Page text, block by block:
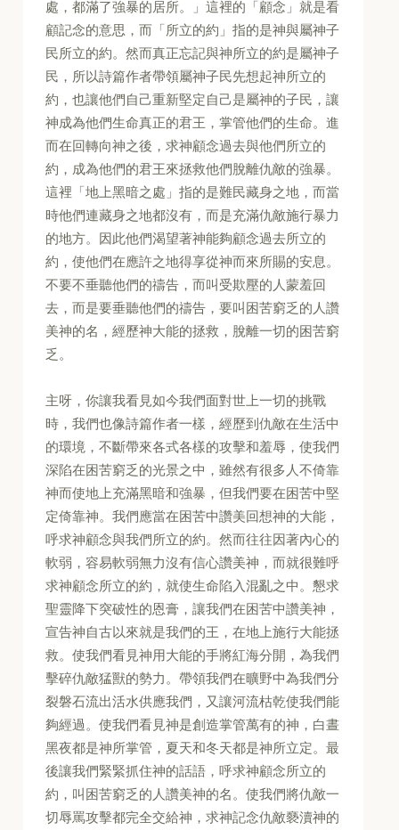
處，都滿了強暴的居所。」這裡的「顧念」就是看
顧記念的意思，而「所立的約」指的是神與屬神子
民所立的約。然而真正忘記與神所立的約是屬神子
民，所以詩篇作者帶領屬神子民先想起神所立的
約，也讓他們自己重新堅定自己是屬神的子民，讓
神成為他們生命真正的君王，掌管他們的生命。進
而在回轉向神之後，求神顧念過去與他們所立的
約，成為他們的君王來拯救他們脫離仇敵的強暴。
這裡「地上黑暗之處」指的是難民藏身之地，而當
時他們連藏身之地都沒有，而是充滿仇敵施行暴力
的地方。因此他們渴望著神能夠顧念過去所立的
約，使他們在應許之地得享從神而來所賜的安息。
不要不垂聽他們的禱告，而叫受欺壓的人蒙羞回
去，而是要垂聽他們的禱告，要叫困苦窮乏的人讚
美神的名，經歷神大能的拯救，脫離一切的困苦窮
乏。
主呀，你讓我看見如今我們面對世上一切的挑戰
時，我們也像詩篇作者一樣，經歷到仇敵在生活中
的環境，不斷帶來各式各樣的攻擊和羞辱，使我們
深陷在困苦窮乏的光景之中，雖然有很多人不倚靠
神而使地上充滿黑暗和強暴，但我們要在困苦中堅
定倚靠神。我們應當在困苦中讚美回想神的大能，
呼求神顧念與我們所立的約。然而往往因著內心的
軟弱，容易軟弱無力沒有信心讚美神，而就很難呼
求神顧念所立的約，就使生命陷入混亂之中。懇求
聖靈降下突破性的恩膏，讓我們在困苦中讚美神，
宣告神自古以來就是我們的王，在地上施行大能拯
救。使我們看見神用大能的手將紅海分開，為我們
擊碎仇敵猛獸的勢力。帶領我們在曠野中為我們分
裂磐石流出活水供應我們，又讓河流枯乾使我們能
夠經過。使我們看見神是創造掌管萬有的神，白晝
黑夜都是神所掌管，夏天和冬天都是神所立定。最
後讓我們緊緊抓住神的話語，呼求神顧念所立的
約，叫困苦窮乏的人讚美神的名。使我們將仇敵一
切辱罵攻擊都完全交給神，求神記念仇敵褻瀆神的